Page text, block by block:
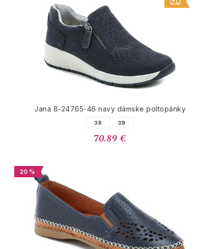
Jana 8-24765-46 navy dámske poltopánky
38 39
70.89 €
20 %